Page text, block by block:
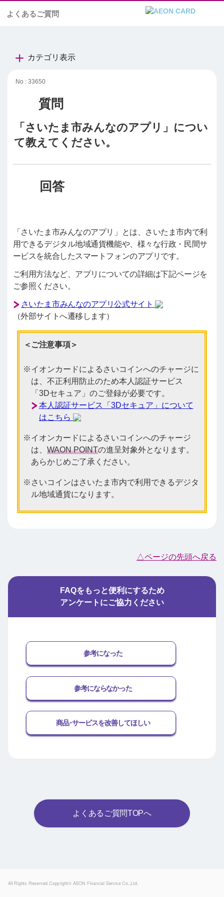
よくあるご質問
カテゴリ表示
No : 33650
「さいたま市みんなのアプリ」につい
て教えてください。
「さいたま市みんなのアプリ」とは、さいたま市内で利
用できるデジタル地域通貨機能や、様々な行政・民間サ
ービスを統合したスマートフォンのアプリです。
ご利用方法など、アプリについての詳細は下記ページを
ご参照ください。
さいたま市みんなのアプリ公式サイト
（外部サイトへ遷移します）
＜ご注意事項＞
イオンカードによるさいコインへのチャージに
は、不正利用防止のため本人認証サービス
「3Dセキュア」のご登録が必要です。
本人認証サービス「3Dセキュア」について
はこちら
イオンカードによるさいコインへのチャージ
は、 WAON POINTの進呈対象外となります。
あらかじめご了承ください。
さいコインはさいたま市内で利用できるデジタ
ル地域通貨になります。
△ページの先頭へ戻る
FAQをもっと便利にするため
アンケートにご協力ください
参考になった
参考にならなかった
商品･サービスを改善してほしい
よくあるご質問TOPへ
All Rights Reserved.Copyright© AEON Financial Service Co.,Ltd.Powered by